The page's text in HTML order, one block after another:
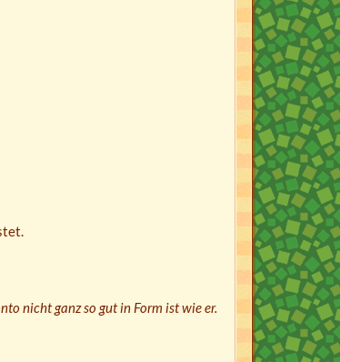
nicht ganz so gut in Form ist wie er.